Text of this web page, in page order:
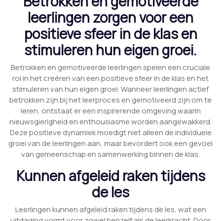
leerlingen zorgen voor een
positieve sfeer in de klas en
stimuleren hun eigen groei.
Betrokken en gemotiveerde leerlingen spelen een cruciale
rol in het creëren van een positieve sfeer in de klas en het
stimuleren van hun eigen groei. Wanneer leerlingen actief
betrokken zijn bij het leerproces en gemotiveerd zijn om te
leren, ontstaat er een inspirerende omgeving waarin
nieuwsgierigheid en enthousiasme worden aangewakkerd.
Deze positieve dynamiek moedigt niet alleen de individuele
groei van de leerlingen aan, maar bevordert ook een gevoel
van gemeenschap en samenwerking binnen de klas.
Kunnen afgeleid raken tijdens
de les
Leerlingen kunnen afgeleid raken tijdens de les, wat een